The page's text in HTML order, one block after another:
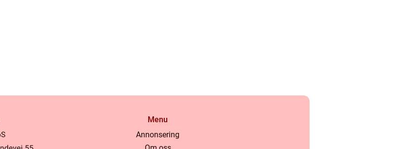
Menu
Annonsering